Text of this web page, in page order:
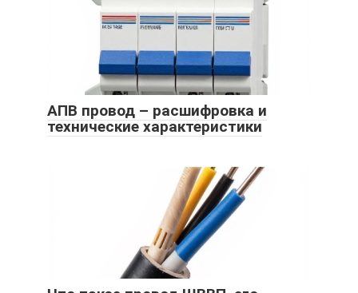
АПВ провод – расшифровка и
технические характеристики